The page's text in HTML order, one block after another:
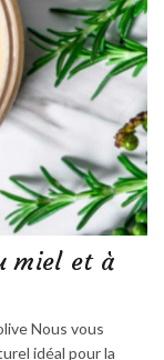
miel et à
Nous vous
idéal pour la